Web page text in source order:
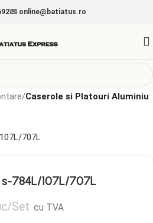
online@batiatus.ro
Caserole si Platouri Aluminiu
784L/107L/707L
Set cu TVA